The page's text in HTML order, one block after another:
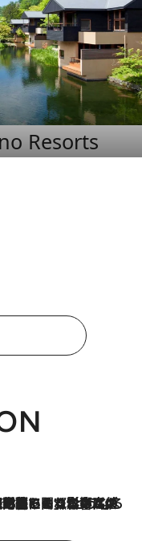
Resorts
値が続いている」ホルムズ海峡封鎖による影響はいつまで続く？《エネルギー専門家に聞く“どうなる日本の暮らし”》